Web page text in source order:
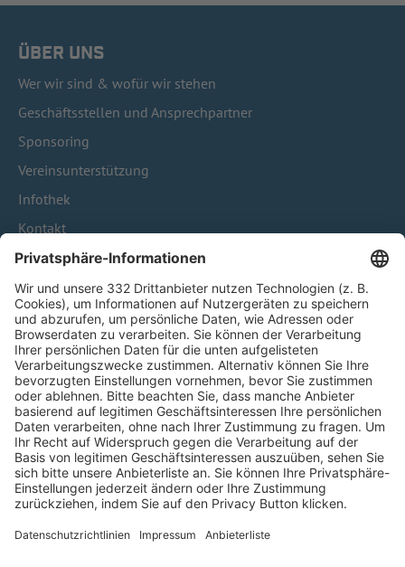
ÜBER UNS
Wer wir sind & wofür wir stehen
Geschäftsstellen und Ansprechpartner
Sponsoring
Vereinsunterstützung
Infothek
Kontakt
HÄUFIG BESUCHTE SEITEN
Pässe und Vereinswechsel
Trainerausbildung
Schulungsangebot Vereinsmitarbeiter
BFV-Geschäftsstellen
Trainerbörse
Login SpielPlus
FOLGE DEM BFV